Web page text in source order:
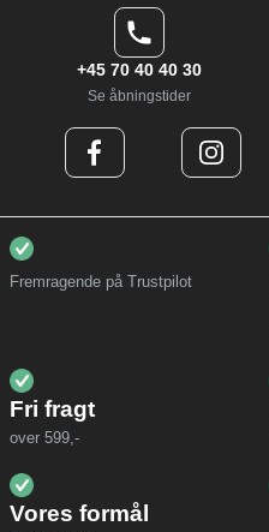
+45 70 40 40 30
Se åbningstider
Fremragende på Trustpilot
Fri fragt
over 599,-
Vores formål